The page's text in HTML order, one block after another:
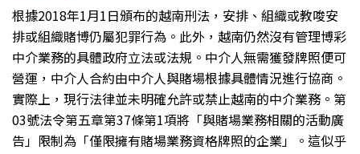
根據2018年1月1日頒布的越南刑法，安排、組織或教唆安
排或組織賭博仍屬犯罪行為。此外，越南仍然沒有管理博彩
中介業務的具體政府立法或法規。中介人無需獲發牌照便可
營運，中介人合約由中介人與賭場根據具體情況進行協商。
實際上，現行法律並未明確允許或禁止越南的中介業務。第
03號法令第五章第37條第1項將「與賭場業務相關的活動廣
告」限制為「僅限擁有賭場業務資格牌照的企業」。這似乎